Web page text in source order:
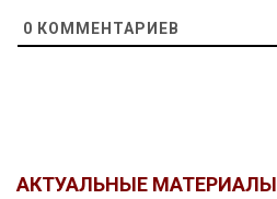
0 КОММЕНТАРИЕВ
АКТУАЛЬНЫЕ МАТЕРИАЛЫ